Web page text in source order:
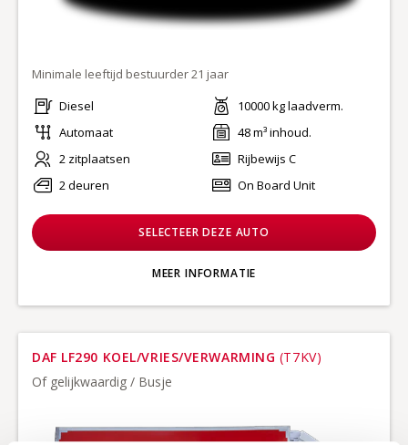
Minimale leeftijd bestuurder 21 jaar
Diesel
Automaat
2 zitplaatsen
2 deuren
10000 kg laadverm.
48 m³ inhoud.
Rijbewijs C
On Board Unit
SELECTEER DEZE AUTO
MEER INFORMATIE
DAF LF290 KOEL/VRIES/VERWARMING (T7KV)
Of gelijkwaardig / Busje